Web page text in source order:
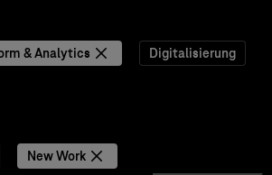
& Analytics Digitalisierung
New Work